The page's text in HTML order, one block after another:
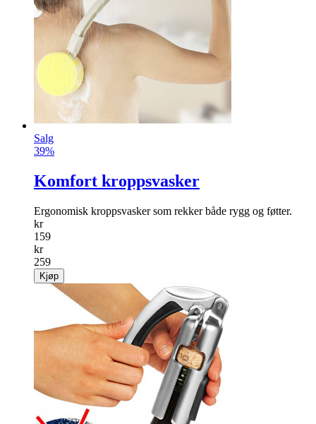
Salg
39%
Komfort kroppsvasker
Ergonomisk kroppsvasker som rekker både rygg og føtter.
kr
159
kr
259
Kjøp